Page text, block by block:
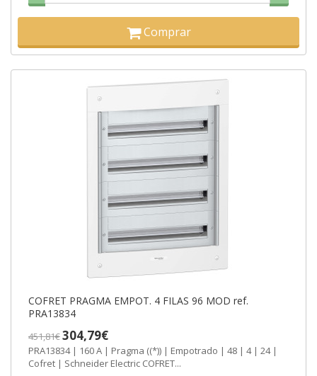
Comprar
COFRET PRAGMA EMPOT. 4 FILAS 96 MOD ref.
PRA13834
451,81€304,79€
PRA13834 | 160 A | Pragma ((*)) | Empotrado | 48 | 4 | 24 |
Cofret | Schneider Electric COFRET...